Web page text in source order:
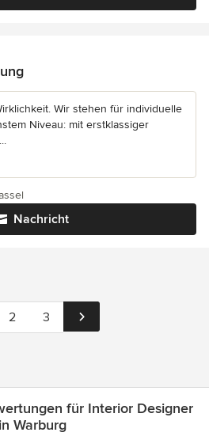
Wir stehen für individuelle
Niveau: mit erstklassiger
Nachricht
2 3
für Interior Designer
Warburg